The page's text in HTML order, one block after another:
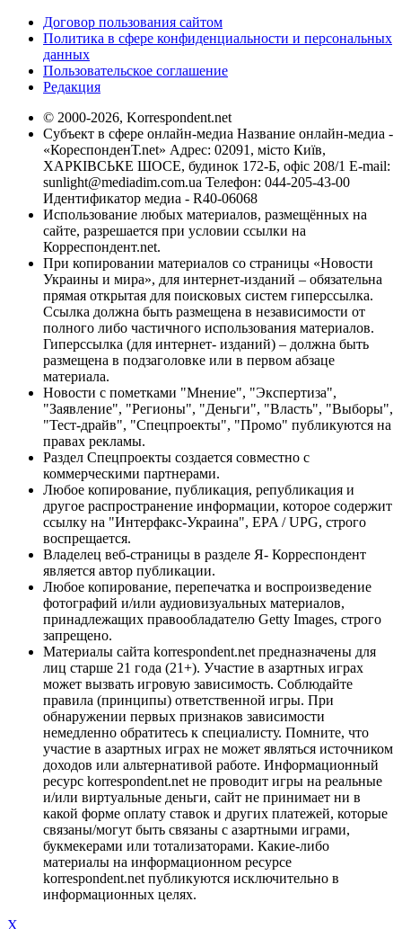
Договор пользования сайтом
Политика в сфере конфиденциальности и персональных
данных
Пользовательское соглашение
Редакция
© 2000-2026, Korrespondent.net
Субъект в сфере онлайн-медиа Название онлайн-медиа -
«КореспонденТ.net» Адрес: 02091, місто Київ,
ХАРКІВСЬКЕ ШОСЕ, будинок 172-Б, офіс 208/1 E-mail:
sunlight@mediadim.com.ua Телефон: 044-205-43-00
Идентификатор медиа - R40-06068
Использование любых материалов, размещённых на
сайте, разрешается при условии ссылки на
Корреспондент.net.
При копировании материалов со страницы «Новости
Украины и мира», для интернет-изданий – обязательна
прямая открытая для поисковых систем гиперссылка.
Ссылка должна быть размещена в независимости от
полного либо частичного использования материалов.
Гиперссылка (для интернет- изданий) – должна быть
размещена в подзаголовке или в первом абзаце
материала.
Новости с пометками "Мнение", "Экспертиза",
"Заявление", "Регионы", "Деньги", "Власть", "Выборы",
"Тест-драйв", "Спецпроекты", "Промо" публикуются на
правах рекламы.
Раздел Спецпроекты создается совместно с
коммерческими партнерами.
Любое копирование, публикация, републикация и
другое распространение информации, которое содержит
ссылку на "Интерфакс-Украина", EPA / UPG, строго
воспрещается.
Владелец веб-страницы в разделе Я- Корреспондент
является автор публикации.
Любое копирование, перепечатка и воспроизведение
фотографий и/или аудиовизуальных материалов,
принадлежащих правообладателю Getty Images, строго
запрещено.
Материалы сайта korrespondent.net предназначены для
лиц старше 21 года (21+). Участие в азартных играх
может вызвать игровую зависимость. Соблюдайте
правила (принципы) ответственной игры. При
обнаружении первых признаков зависимости
немедленно обратитесь к специалисту. Помните, что
участие в азартных играх не может являться источником
доходов или альтернативой работе. Информационный
ресурс korrespondent.net не проводит игры на реальные
и/или виртуальные деньги, сайт не принимает ни в
какой форме оплату ставок и других платежей, которые
связаны/могут быть связаны с азартными играми,
букмекерами или тотализаторами. Какие-либо
материалы на информационном ресурсе
korrespondent.net публикуются исключительно в
информационных целях.
X